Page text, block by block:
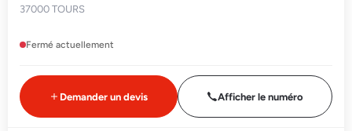
37000 TOURS
Fermé actuellement
Demander un devis Afficher le numéro